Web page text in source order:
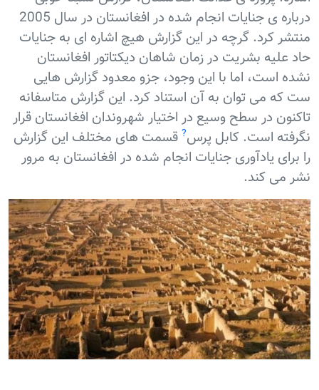
درباره ی جنایات انجام شده در افغانستان در سال 2005
منتشر کرد. گرچه در اين گزارش هيچ اشاره ای به جنایات
حاد علیه بشریت در زمان شاهان ديکتاتور افغانستان
نشده است، اما با اين وجود، جزو معدود گزارش هایی
ست که می توان به آن استناد کرد. اين گزارش متاسفانه
تاکنون در سطح وسیع در اختيار شهروندان افغانستان قرار
نگرفته است. کابل پرس? قسمت های مختلف اين گزارش
را برای یادآوری جنایات انجام شده در افغانستان به مرور
نشر می کند.